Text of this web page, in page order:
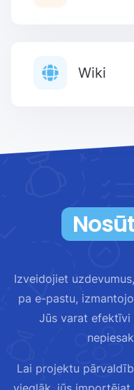
Wiki
Izveidojiet
pa e-pastu,
Jūs varat
Lai projektu